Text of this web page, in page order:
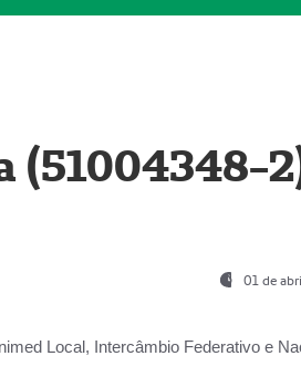
(51004348-
01 de
Local, Intercâmbio Federativo e